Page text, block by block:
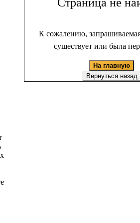
К сожалению,
существует или была
На главную
Вернуться назад